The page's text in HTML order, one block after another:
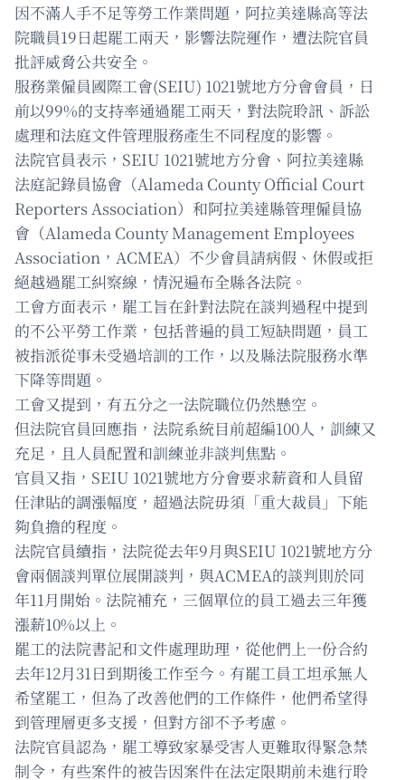
因不滿人手不足等勞工作業問題，阿拉美達縣高等法
院職員19日起罷工兩天，影響法院運作，遭法院官員
批評威脅公共安全。
服務業僱員國際工會(SEIU) 1021號地方分會會員，日
前以99%的支持率通過罷工兩天，對法院聆訊、訴訟
處理和法庭文件管理服務產生不同程度的影響。
法院官員表示，SEIU 1021號地方分會、阿拉美達縣
法庭記錄員協會（Alameda County Official Court
Reporters Association）和阿拉美達縣管理僱員協
會（Alameda County Management Employees
Association，ACMEA）不少會員請病假、休假或拒
絕越過罷工糾察線，情況遍布全縣各法院。
工會方面表示，罷工旨在針對法院在談判過程中提到
的不公平勞工作業，包括普遍的員工短缺問題，員工
被指派從事未受過培訓的工作，以及縣法院服務水準
下降等問題。
工會又提到，有五分之一法院職位仍然懸空。
但法院官員回應指，法院系統目前超編100人，訓練又
充足，且人員配置和訓練並非談判焦點。
官員又指，SEIU 1021號地方分會要求薪資和人員留
任津貼的調漲幅度，超過法院毋須「重大裁員」下能
夠負擔的程度。
法院官員續指，法院從去年9月與SEIU 1021號地方分
會兩個談判單位展開談判，與ACMEA的談判則於同
年11月開始。法院補充，三個單位的員工過去三年獲
漲薪10%以上。
罷工的法院書記和文件處理助理，從他們上一份合約
去年12月31日到期後工作至今。有罷工員工坦承無人
希望罷工，但為了改善他們的工作條件，他們希望得
到管理層更多支援，但對方卻不予考慮。
法院官員認為，罷工導致家暴受害人更難取得緊急禁
制令，有些案件的被告因案件在法定限期前未進行聆